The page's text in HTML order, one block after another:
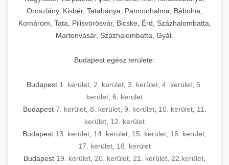
Oroszlány, Kisbér, Tatabánya, Pannonhalma, Bábolna,
Komárom, Tata, Pilisvörösvár, Bicske, Érd, Százhalombatta,
Martonvásár, Százhalombatta, Gyál.
Budapest egész területe:
Budapest 1. kerület 2. kerület 3. kerület 4. kerület 5.
kerület 6. kerület
Budapest 7. kerület, 8. kerület, 9. kerület, 10. kerület, 11.
kerület 12. kerület
Budapest 13. kerület 14. kerület 15. kerület 16. kerület
17. kerület 18. kerület
Budapest 19. kerület 20. kerület 21. kerület 22.kerület